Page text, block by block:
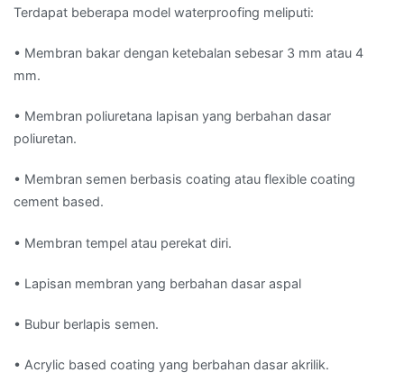
Terdapat beberapa model waterproofing meliputi:
• Membran bakar dengan ketebalan sebesar 3 mm atau 4
mm.
• Membran poliuretana lapisan yang berbahan dasar
poliuretan.
• Membran semen berbasis coating atau flexible coating
cement based.
• Membran tempel atau perekat diri.
• Lapisan membran yang berbahan dasar aspal
• Bubur berlapis semen.
• Acrylic based coating yang berbahan dasar akrilik.